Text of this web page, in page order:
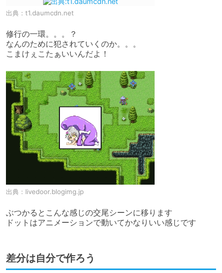
出典： t1.daumcdn.net
修行の一環。。。？
なんのために犯されていくのか。。。
こまけぇこたぁいいんだよ！
出典： livedoor.blogimg.jp
ぶつかるとこんな感じの交尾シーンに移ります
ドットはアニメーションで動いてかなりいい感じです
差分は自分で作ろう